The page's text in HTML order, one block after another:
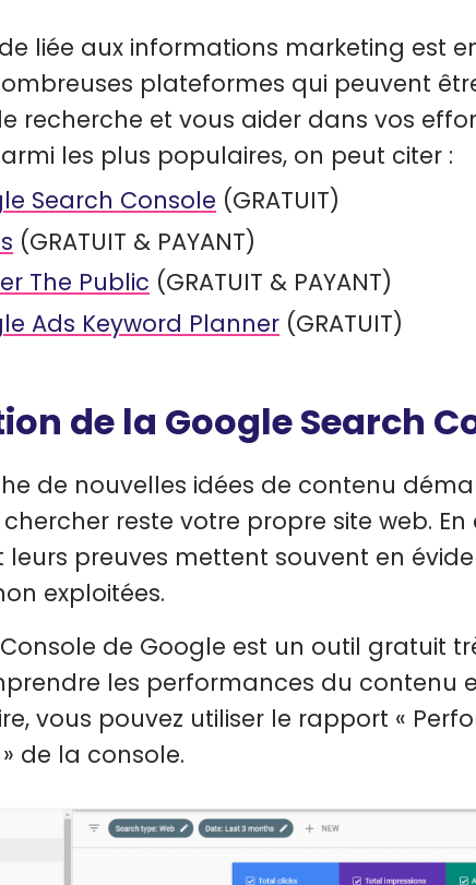
liée aux informations marketing est
plateformes qui peuvent
recherche et vous aider dans vos
les plus populaires, on peut citer :
Search Console (GRATUIT)
(GRATUIT & PAYANT)
The Public (GRATUIT & PAYANT)
Ads Keyword Planner (GRATUIT)
de la Google Search
de nouvelles idées de contenu
reste votre propre site web.
preuves mettent souvent en
exploitées.
de Google est un outil gratuit
les performances du contenu
vous pouvez utiliser le rapport «
de la console.